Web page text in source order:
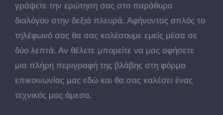
γράψετε την ερώτηση σας στο παράθυρο
διαλόγου στην δεξιά πλευρά. Αφήνοντας απλός το
τηλέφωνό σας θα σας καλέσουμε εμείς μέσα σε
δύο λεπτά. Αν θέλετε μπορείτε να μας αφήσετε
μια πλήρη περιγραφή της βλάβης στη φόρμα
επικοινωνίας μας εδώ και θα σας καλέσει ένας
τεχνικός μας άμεσα.